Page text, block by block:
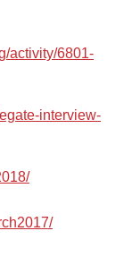
activity/6801-
interview-